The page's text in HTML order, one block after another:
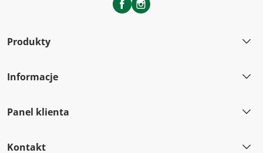
Facebook
Instagram
Produkty
Informacje
Panel klienta
Kontakt